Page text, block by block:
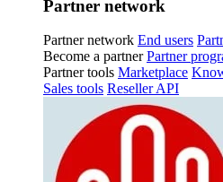
Partner network
Partner network End users
Become a partner Partner
Partner tools Marketplace
Sales tools Reseller API